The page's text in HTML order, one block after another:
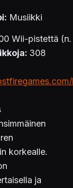
Musiikki
Wii-pistettä (n.
308
korkealle.
ja